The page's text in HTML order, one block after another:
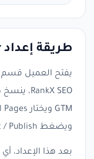
طريقة إعداد Google Tag Manager
ويضغط Submit / Publish.